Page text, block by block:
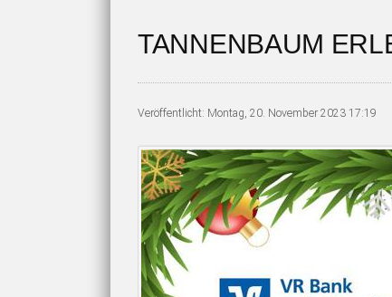
TANNENBAUM
Veröffentlicht: Montag, 20. November 2023 17:19